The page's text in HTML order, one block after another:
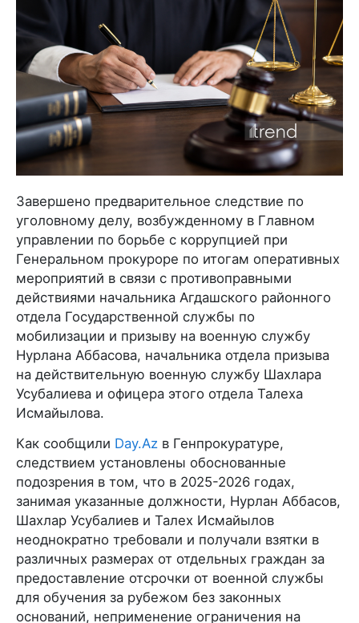
Завершено предварительное следствие по
уголовному делу, возбужденному в Главном
управлении по борьбе с коррупцией при
Генеральном прокуроре по итогам оперативных
мероприятий в связи с противоправными
действиями начальника Агдашского районного
отдела Государственной службы по
мобилизации и призыву на военную службу
Нурлана Аббасова, начальника отдела призыва
на действительную военную службу Шахлара
Усубалиева и офицера этого отдела Талеха
Исмайылова.
Как сообщили Day.Az в Генпрокуратуре,
следствием установлены обоснованные
подозрения в том, что в 2025-2026 годах,
занимая указанные должности, Нурлан Аббасов,
Шахлар Усубалиев и Талех Исмайылов
неоднократно требовали и получали взятки в
различных размерах от отдельных граждан за
предоставление отсрочки от военной службы
для обучения за рубежом без законных
оснований, неприменение ограничения на